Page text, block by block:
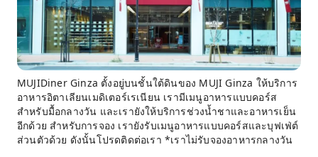
MUJIDiner Ginza ตั้งอยู่บนชั้นใต้ดินของ MUJI Ginza ให้บริการ
อาหารอิตาเลียนเมดิเตอร์เรเนียน เรามีเมนูอาหารแบบคอร์ส
สำหรับมื้อกลางวัน และเรายังให้บริการช่วงน้ำชาและอาหารเย็น
อีกด้วย สำหรับการจอง เรายังรับเมนูอาหารแบบคอร์สและบุฟเฟ่ต์
ส่วนตัวด้วย ดังนั้นโปรดติดต่อเรา *เราไม่รับจองอาหารกลางวัน